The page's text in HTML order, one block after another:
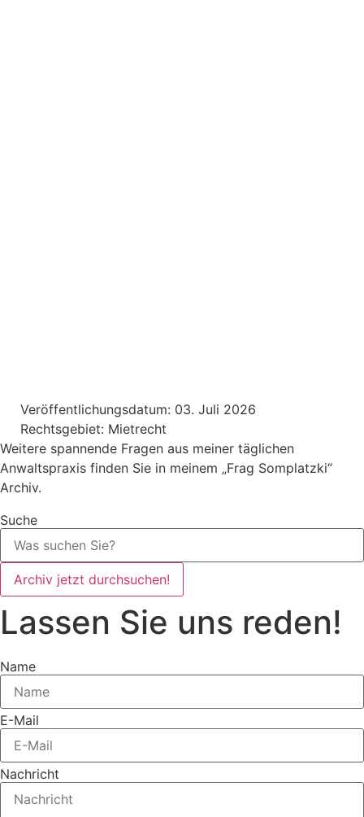
Veröffentlichungsdatum: 03. Juli 2026
Rechtsgebiet: Mietrecht
Weitere spannende Fragen aus meiner täglichen
Anwaltspraxis finden Sie in meinem „Frag Somplatzki“
Archiv.
Suche
Archiv jetzt durchsuchen!
Lassen Sie uns reden!
Name
E-Mail
Nachricht